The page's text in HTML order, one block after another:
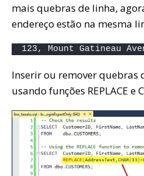
mais quebras de linha,
endereço estão na mesma
123, Mount Gatineau
Inserir ou remover quebras
usando funções REPLACE e